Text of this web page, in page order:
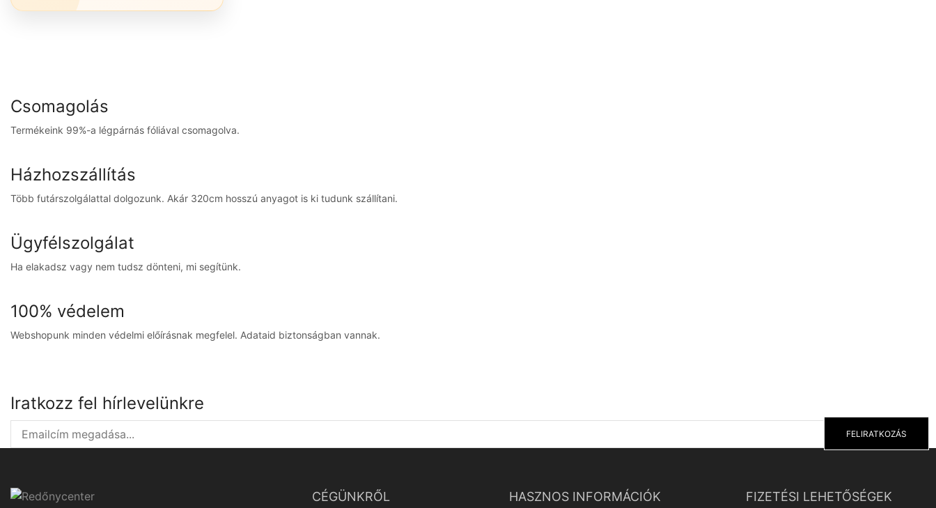
Csomagolás
Termékeink 99%-a légpárnás fóliával csomagolva.
Házhozszállítás
Több futárszolgálattal dolgozunk. Akár 320cm hosszú anyagot is ki tudunk szállítani.
Ügyfélszolgálat
Ha elakadsz vagy nem tudsz dönteni, mi segítünk.
100% védelem
Webshopunk minden védelmi előírásnak megfelel. Adataid biztonságban vannak.
Iratkozz fel hírlevelünkre
FELIRATKOZÁS
CÉGÜNKRŐL HASZNOS INFORMÁCIÓK FIZETÉSI LEHETŐSÉGEK